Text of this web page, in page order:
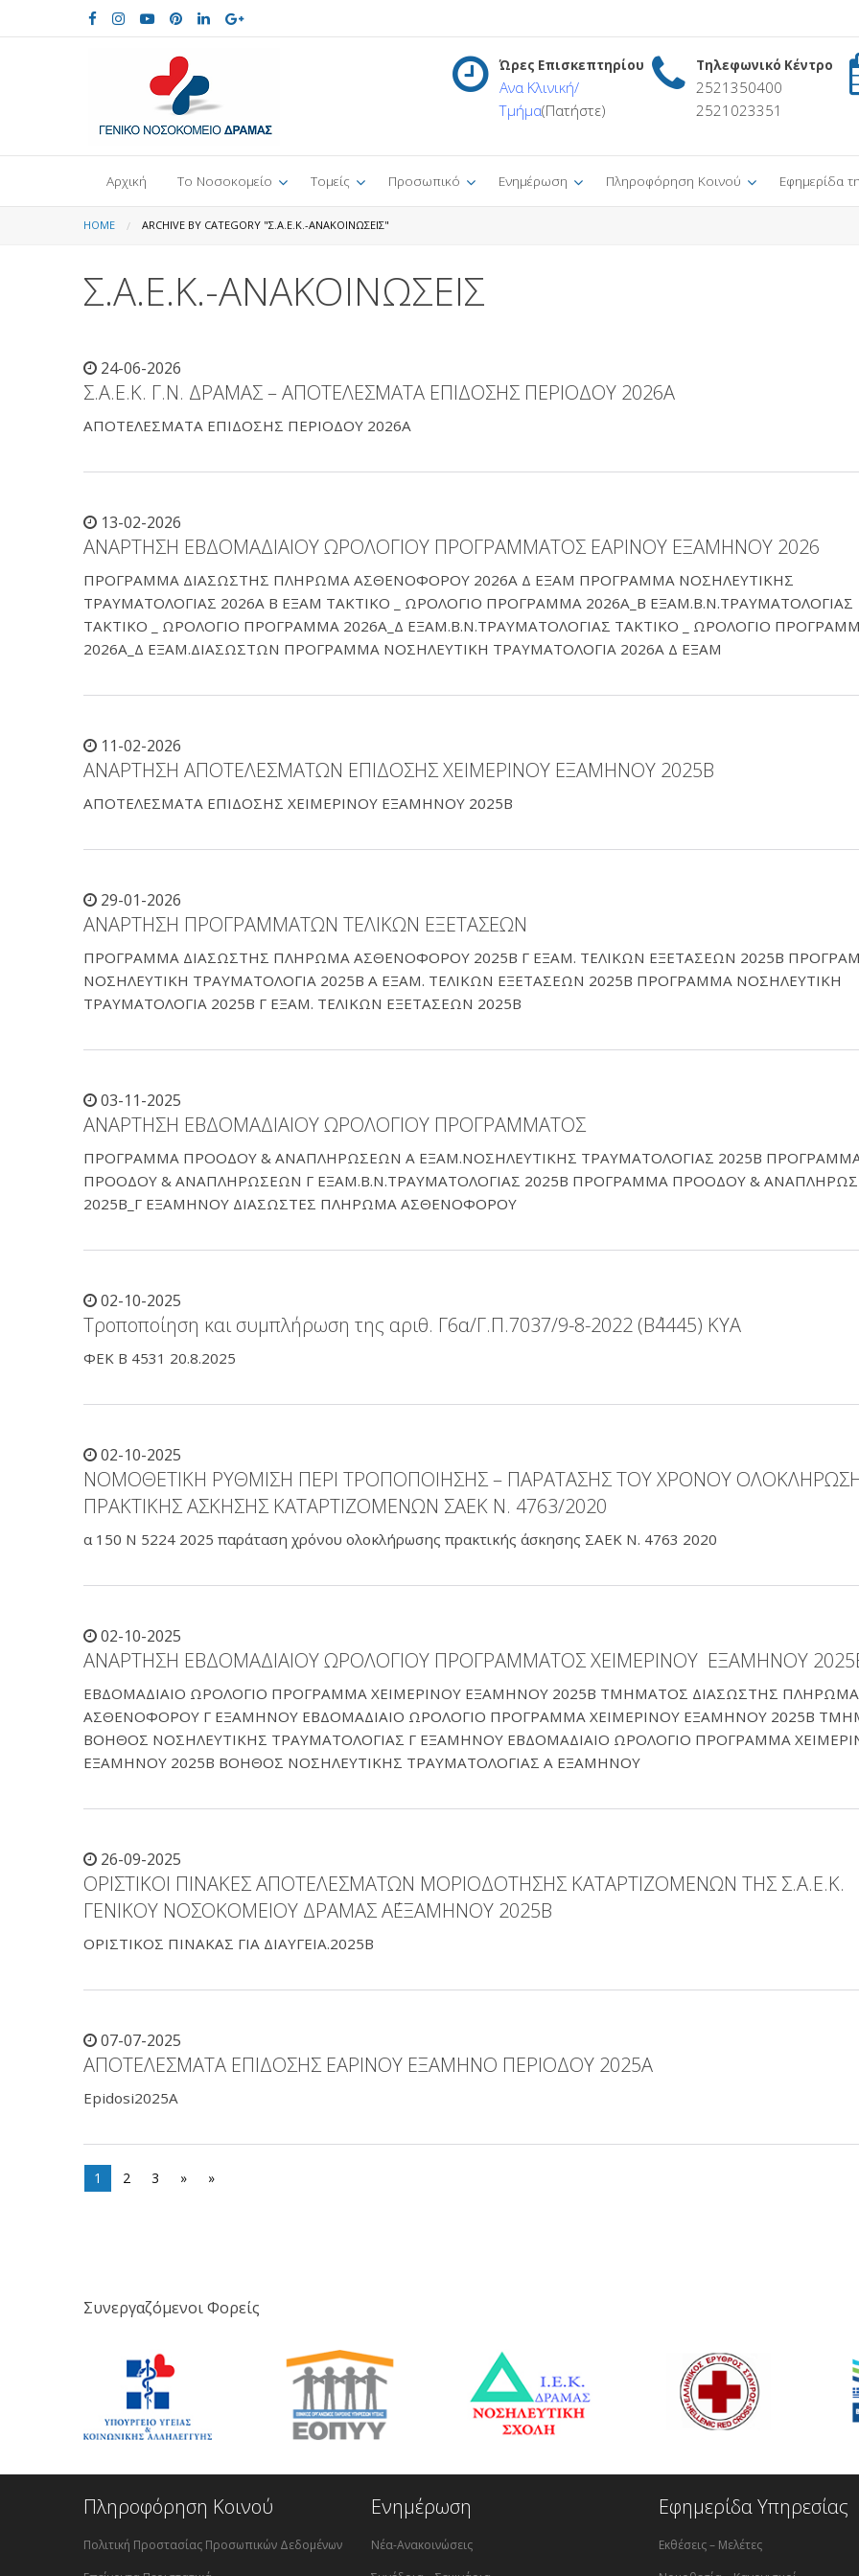
Ώρες Επισκεπτηρίου
Ανα Κλινική/
Τμήμα(Πατήστε)
Τηλεφωνικό Κέντρο
2521350400
2521023351
Αρχική Το Νοσοκομείο Τομείς Προσωπικό Ενημέρωση Πληροφόρηση Κοινού Εφημερίδα
HOME ARCHIVE BY CATEGORY "Σ.Α.Ε.Κ.-ΑΝΑΚΟΙΝΩΣΕΙΣ"
Σ.Α.Ε.Κ.-ΑΝΑΚΟΙΝΩΣΕΙΣ
24-06-2026
Σ.Α.Ε.Κ. Γ.Ν. ΔΡΑΜΑΣ – ΑΠΟΤΕΛΕΣΜΑΤΑ ΕΠΙΔΟΣΗΣ ΠΕΡΙΟΔΟΥ 2026A
ΑΠΟΤΕΛΕΣΜΑΤΑ ΕΠΙΔΟΣΗΣ ΠΕΡΙΟΔΟΥ 2026A
13-02-2026
ΑΝΑΡΤΗΣΗ ΕΒΔΟΜΑΔΙΑΙΟΥ ΩΡΟΛΟΓΙΟΥ ΠΡΟΓΡΑΜΜΑΤΟΣ ΕΑΡΙΝΟΥ ΕΞΑΜΗΝΟΥ 2026
ΠΡΟΓΡΑΜΜΑ ΔΙΑΣΩΣΤΗΣ ΠΛΗΡΩΜΑ ΑΣΘΕΝΟΦΟΡΟΥ 2026Α Δ ΕΞΑΜ ΠΡΟΓΡΑΜΜΑ ΝΟΣΗΛΕΥΤΙΚΗΣ
ΤΡΑΥΜΑΤΟΛΟΓΙΑΣ 2026Α Β ΕΞΑΜ ΤΑΚΤΙΚΟ _ ΩΡΟΛΟΓΙΟ ΠΡΟΓΡΑΜΜΑ 2026Α_Β ΕΞΑΜ.Β.Ν.ΤΡΑΥΜΑΤΟΛΟΓΙΑΣ
ΤΑΚΤΙΚΟ _ ΩΡΟΛΟΓΙΟ ΠΡΟΓΡΑΜΜΑ 2026Α_Δ ΕΞΑΜ.Β.Ν.ΤΡΑΥΜΑΤΟΛΟΓΙΑΣ ΤΑΚΤΙΚΟ _ ΩΡΟΛΟΓΙΟ
2026Α_Δ ΕΞΑΜ.ΔΙΑΣΩΣΤΩΝ ΠΡΟΓΡΑΜΜΑ ΝΟΣΗΛΕΥΤΙΚΗ ΤΡΑΥΜΑΤΟΛΟΓΙΑ 2026Α Δ ΕΞΑΜ
11-02-2026
ΑΝΑΡΤΗΣΗ ΑΠΟΤΕΛΕΣΜΑΤΩΝ ΕΠΙΔΟΣΗΣ ΧΕΙΜΕΡΙΝΟΥ ΕΞΑΜΗΝΟΥ 2025Β
ΑΠΟΤΕΛΕΣΜΑΤΑ ΕΠΙΔΟΣΗΣ ΧΕΙΜΕΡΙΝΟΥ ΕΞΑΜΗΝΟΥ 2025Β
29-01-2026
ΑΝΑΡΤΗΣΗ ΠΡΟΓΡΑΜΜΑΤΩΝ ΤΕΛΙΚΩΝ ΕΞΕΤΑΣΕΩΝ
ΠΡΟΓΡΑΜΜΑ ΔΙΑΣΩΣΤΗΣ ΠΛΗΡΩΜΑ ΑΣΘΕΝΟΦΟΡΟΥ 2025Β Γ ΕΞΑΜ. ΤΕΛΙΚΩΝ ΕΞΕΤΑΣΕΩΝ 2025Β
ΝΟΣΗΛΕΥΤΙΚΗ ΤΡΑΥΜΑΤΟΛΟΓΙΑ 2025Β Α ΕΞΑΜ. ΤΕΛΙΚΩΝ ΕΞΕΤΑΣΕΩΝ 2025Β ΠΡΟΓΡΑΜΜΑ ΝΟΣΗΛΕΥΤΙΚΗ
ΤΡΑΥΜΑΤΟΛΟΓΙΑ 2025Β Γ ΕΞΑΜ. ΤΕΛΙΚΩΝ ΕΞΕΤΑΣΕΩΝ 2025Β
03-11-2025
ΑΝΑΡΤΗΣΗ ΕΒΔΟΜΑΔΙΑΙΟΥ ΩΡΟΛΟΓΙΟΥ ΠΡΟΓΡΑΜΜΑΤΟΣ
ΠΡΟΓΡΑΜΜΑ ΠΡΟΟΔΟΥ & ΑΝΑΠΛΗΡΩΣΕΩΝ Α ΕΞΑΜ.ΝΟΣΗΛΕΥΤΙΚΗΣ ΤΡΑΥΜΑΤΟΛΟΓΙΑΣ 2025Β
ΠΡΟΟΔΟΥ & ΑΝΑΠΛΗΡΩΣΕΩΝ Γ ΕΞΑΜ.Β.Ν.ΤΡΑΥΜΑΤΟΛΟΓΙΑΣ 2025Β ΠΡΟΓΡΑΜΜΑ ΠΡΟΟΔΟΥ &
2025Β_Γ ΕΞΑΜΗΝΟΥ ΔΙΑΣΩΣΤΕΣ ΠΛΗΡΩΜΑ ΑΣΘΕΝΟΦΟΡΟΥ
02-10-2025
Τροποποίηση και συμπλήρωση της αριθ. Γ6α/Γ.Π.7037/9-8-2022 (Β΄4445) ΚΥΑ
ΦΕΚ Β 4531 20.8.2025
02-10-2025
ΝΟΜΟΘΕΤΙΚΗ ΡΥΘΜΙΣΗ ΠΕΡΙ ΤΡΟΠΟΠΟΙΗΣΗΣ – ΠΑΡΑΤΑΣΗΣ ΤΟΥ ΧΡΟΝΟΥ
ΠΡΑΚΤΙΚΗΣ ΑΣΚΗΣΗΣ ΚΑΤΑΡΤΙΖΟΜΕΝΩΝ ΣΑΕΚ Ν. 4763/2020
α 150 Ν 5224 2025 παράταση χρόνου ολοκλήρωσης πρακτικής άσκησης ΣΑΕΚ Ν. 4763 2020
02-10-2025
ΑΝΑΡΤΗΣΗ ΕΒΔΟΜΑΔΙΑΙΟΥ ΩΡΟΛΟΓΙΟΥ ΠΡΟΓΡΑΜΜΑΤΟΣ ΧΕΙΜΕΡΙΝΟΥ ΕΞΑΜΗΝΟΥ
ΕΒΔΟΜΑΔΙΑΙΟ ΩΡΟΛΟΓΙΟ ΠΡΟΓΡΑΜΜΑ ΧΕΙΜΕΡΙΝΟΥ ΕΞΑΜΗΝΟΥ 2025Β ΤΜΗΜΑΤΟΣ ΔΙΑΣΩΣΤΗΣ ΠΛΗΡΩΜΑ
ΑΣΘΕΝΟΦΟΡΟΥ Γ ΕΞΑΜΗΝΟΥ ΕΒΔΟΜΑΔΙΑΙΟ ΩΡΟΛΟΓΙΟ ΠΡΟΓΡΑΜΜΑ ΧΕΙΜΕΡΙΝΟΥ ΕΞΑΜΗΝΟΥ 2025Β
ΒΟΗΘΟΣ ΝΟΣΗΛΕΥΤΙΚΗΣ ΤΡΑΥΜΑΤΟΛΟΓΙΑΣ Γ ΕΞΑΜΗΝΟΥ ΕΒΔΟΜΑΔΙΑΙΟ ΩΡΟΛΟΓΙΟ ΠΡΟΓΡΑΜΜΑ
ΕΞΑΜΗΝΟΥ 2025Β ΒΟΗΘΟΣ ΝΟΣΗΛΕΥΤΙΚΗΣ ΤΡΑΥΜΑΤΟΛΟΓΙΑΣ Α ΕΞΑΜΗΝΟΥ
26-09-2025
ΟΡΙΣΤΙΚΟΙ ΠΙΝΑΚΕΣ ΑΠΟΤΕΛΕΣΜΑΤΩΝ ΜΟΡΙΟΔΟΤΗΣΗΣ ΚΑΤΑΡΤΙΖΟΜΕΝΩΝ ΤΗΣ Σ.Α.Ε.Κ.
ΓΕΝΙΚΟΥ ΝΟΣΟΚΟΜΕΙΟΥ ΔΡΑΜΑΣ Α΄ΕΞΑΜΗΝΟΥ 2025Β
ΟΡΙΣΤΙΚΟΣ ΠΙΝΑΚΑΣ ΓΙΑ ΔΙΑΥΓΕΙΑ.2025Β
07-07-2025
ΑΠΟΤΕΛΕΣΜΑΤΑ ΕΠΙΔΟΣΗΣ ΕΑΡΙΝΟΥ ΕΞΑΜΗΝΟ ΠΕΡΙΟΔΟΥ 2025A
Epidosi2025A
1 2 3 » »
Συνεργαζόμενοι Φορείς
Πληροφόρηση Κοινού
Πολιτική Προστασίας Προσωπικών Δεδομένων
Ενημέρωση
Νέα-Ανακοινώσεις
Εφημερίδα Υπηρεσίας
Εκθέσεις – Μελέτες